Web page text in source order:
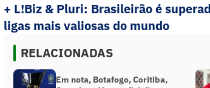
+ L!Biz & Pluri: Brasileirão é
ligas mais valiosas do mundo
RELACIONADAS
Em nota, Botafogo, Coritiba,